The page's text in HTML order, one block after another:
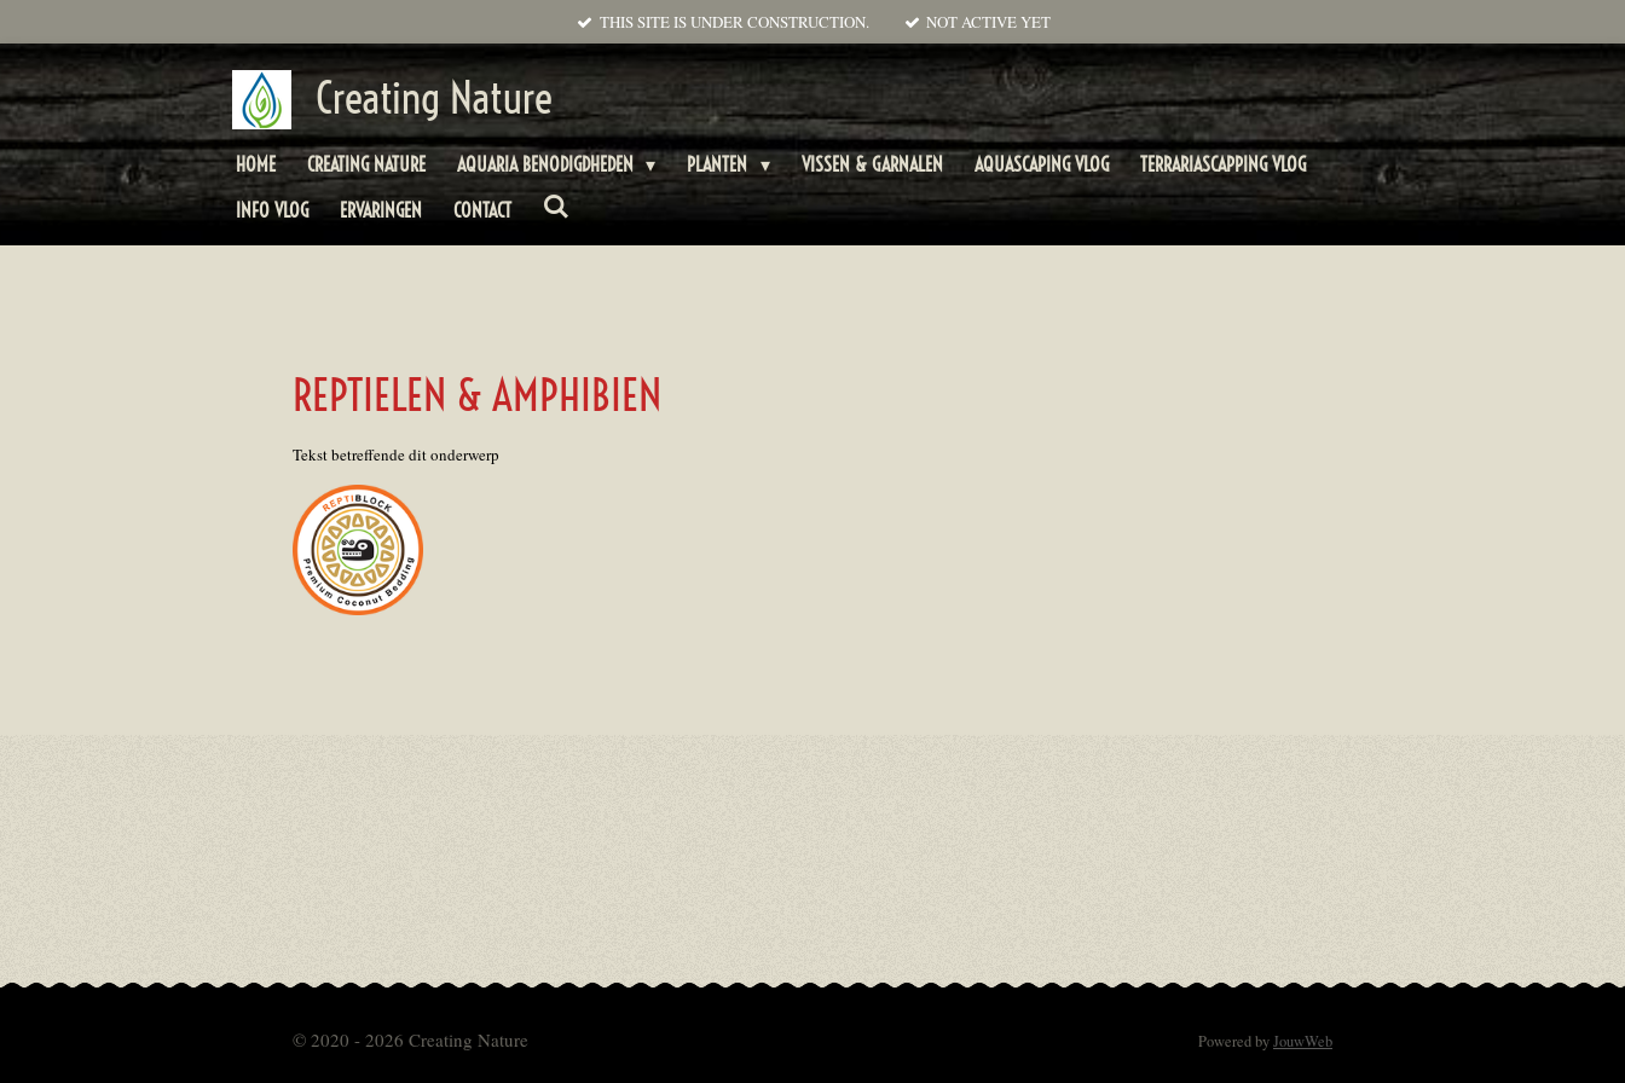
naar
de
hoofdinhoud
THIS SITE IS UNDER CONSTRUCTION. NOT ACTIVE YET
Creating Nature
HOME CREATING NATURE AQUARIA BENODIGDHEDEN PLANTEN VISSEN & GARNALEN AQUASCAPING VLOG
TERRARIASCAPPING VLOG
INFO VLOG
ERVARINGEN CONTACT
REPTIELEN & AMPHIBIEN
Tekst betreffende dit onderwerp
© 2020 - 2026 Creating Nature Powered byJouwWeb